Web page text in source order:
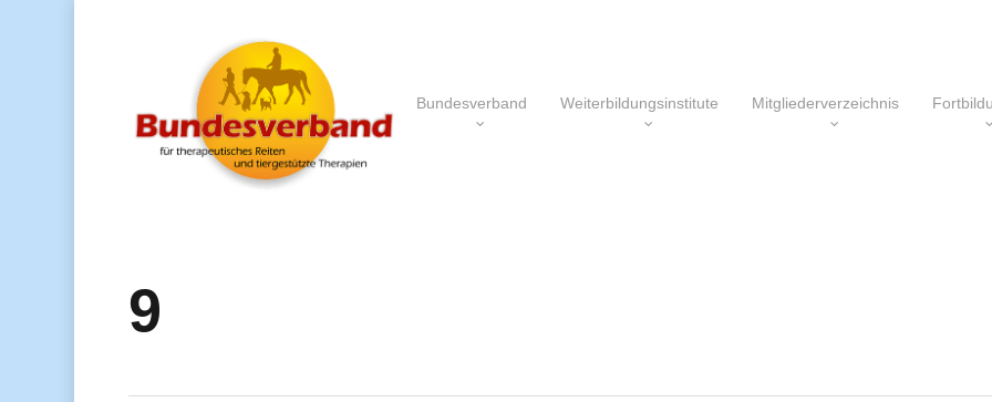
Bundesverband Weiterbildungsinstitute Mitgliederverzeichnis
9